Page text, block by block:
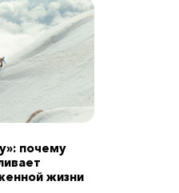
почему
жизни